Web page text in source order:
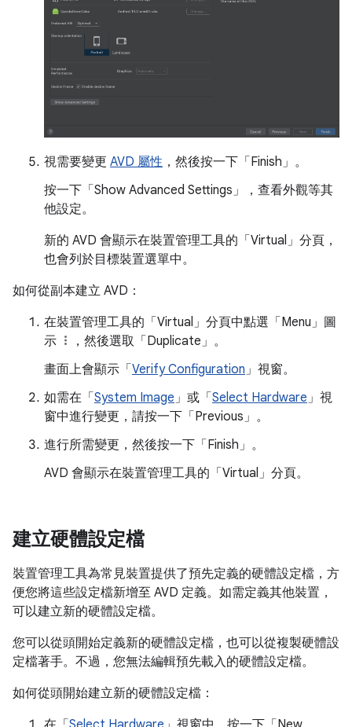
視需要變更 AVD 屬性 ，然後按一下「Finish」 。
按一下「Show Advanced Settings」
，查看外觀等其
他設定。
新的 AVD 會顯示在裝置管理工具的「Virtual」 分頁，
也會列於目標裝置選單中。
如何從副本建立 AVD：
在裝置管理工具的「Virtual」 分頁中點選「Menu」 圖
示
，然後選取「Duplicate」 。
畫面上會顯示「 Verify Configuration」 視窗。
如需在「 System Image」或「 Select Hardware」視
窗中進行變更，請按一下「Previous」 。
進行所需變更，然後按一下「Finish」 。
AVD 會顯示在裝置管理工具的「Virtual」 分頁。
建立硬體設定檔
裝置管理工具為常見裝置提供了預先定義的硬體設定檔，方
便您將這些設定檔新增至 AVD 定義。如需定義其他裝置，
可以建立新的硬體設定檔。
您可以從頭開始定義新的硬體設定檔，也可以從複製硬體設
定檔著手。不過，您無法編輯預先載入的硬體設定檔。
如何從頭開始建立新的硬體設定檔：